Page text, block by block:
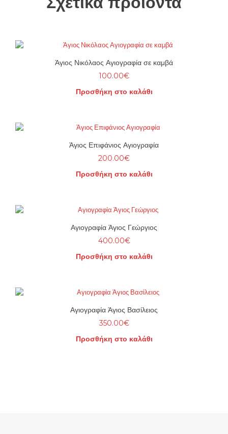
Άγιος Νικόλαος Αγιογραφία σε καμβά
100.00€
Προσθήκη στο καλάθι
Άγιος Επιφάνιος Αγιογραφία
200.00€
Προσθήκη στο καλάθι
Αγιογραφία Άγιος Γεώργιος
400.00€
Προσθήκη στο καλάθι
Αγιογραφία Άγιος Βασίλειος
350.00€
Προσθήκη στο καλάθι